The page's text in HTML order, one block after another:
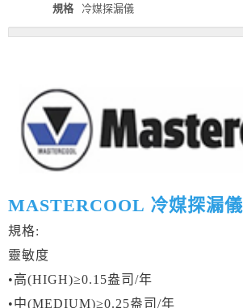
規格 冷媒探漏儀
MASTERCOOL 冷媒探漏儀
規格:
靈敏度
•高(HIGH)≥0.15盎司/年
•中(MEDIUM)≥0.25盎司/年